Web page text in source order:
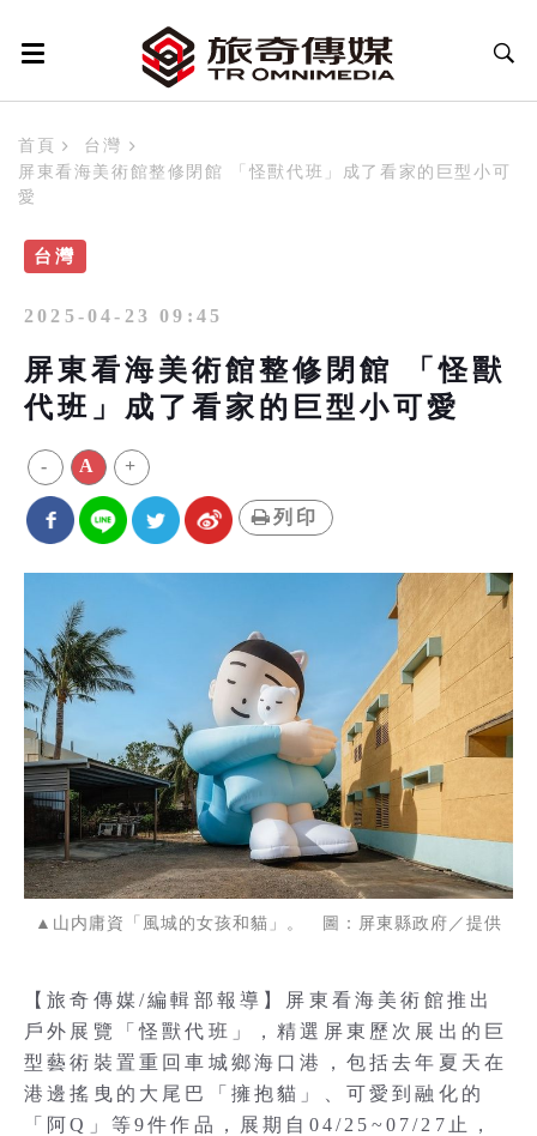
首頁
台灣
屏東看海美術館整修閉館 「怪獸代班」成了看家的巨型小可
愛
台灣
2025-04-23 09:45
屏東看海美術館整修閉館 「怪獸
代班」成了看家的巨型小可愛
- A +
列印
▲山内庸資「風城的女孩和貓」。 圖：屏東縣政府／提供
【旅奇傳媒/編輯部報導】屏東看海美術館推出
戶外展覽「怪獸代班」，精選屏東歷次展出的巨
型藝術裝置重回車城鄉海口港，包括去年夏天在
港邊搖曳的大尾巴「擁抱貓」、可愛到融化的
「阿Q」等9件作品，展期自04/25~07/27止，